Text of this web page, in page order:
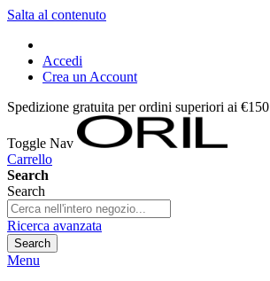
Salta al contenuto
Accedi
Crea un Account
Spedizione gratuita per ordini superiori ai €150
Toggle Nav
Carrello
Search
Search
Ricerca avanzata
Search
Menu